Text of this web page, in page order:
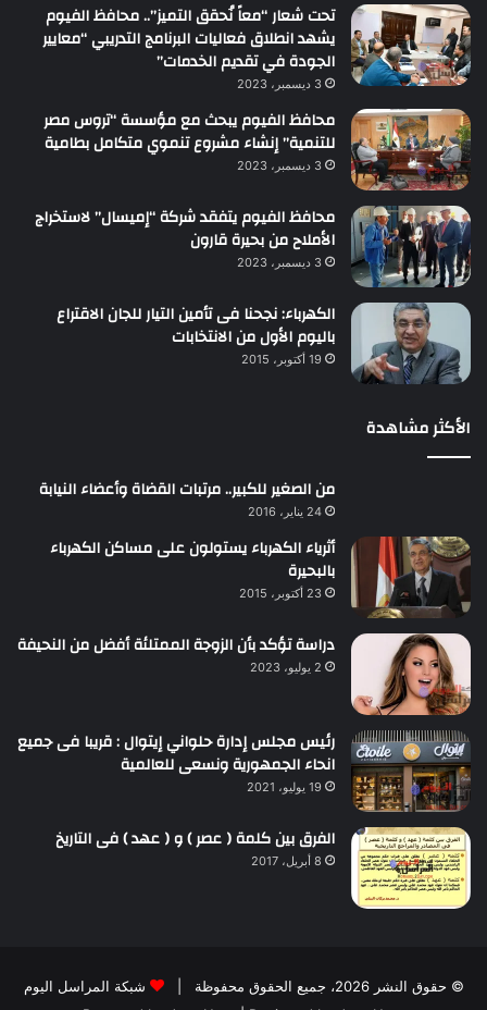
تحت شعار “معاً نُحقق التميز”.. محافظ الفيوم
يشهد انطلاق فعاليات البرنامج التدريبي “معايير
الجودة في تقديم الخدمات”
3 ديسمبر، 2023
محافظ الفيوم يبحث مع مؤسسة “تروس مصر
للتنمية” إنشاء مشروع تنموي متكامل بطامية
3 ديسمبر، 2023
محافظ الفيوم يتفقد شركة “إميسال” لاستخراج
الأملاح من بحيرة قارون
3 ديسمبر، 2023
الكهرباء: نجحنا فى تأمين التيار للجان الاقتراع
باليوم الأول من الانتخابات
19 أكتوبر، 2015
الأكثر مشاهدة
من الصغير للكبير.. مرتبات القضاة وأعضاء النيابة
24 يناير، 2016
أثرياء الكهرباء يستولون على مساكن الكهرباء
بالبحيرة
23 أكتوبر، 2015
دراسة تؤكد بأن الزوجة الممتلئة أفضل من النحيفة
2 يوليو، 2023
رئيس مجلس إدارة حلواني إيتوال : قريبا فى جميع
انحاء الجمهورية ونسعى للعالمية
19 يوليو، 2021
الفرق بين كلمة ( عصر ) و ( عهد ) فى التاريخ
8 أبريل، 2017
© حقوق النشر 2026، جميع الحقوق محفوظة |
شبكة المراسل اليوم